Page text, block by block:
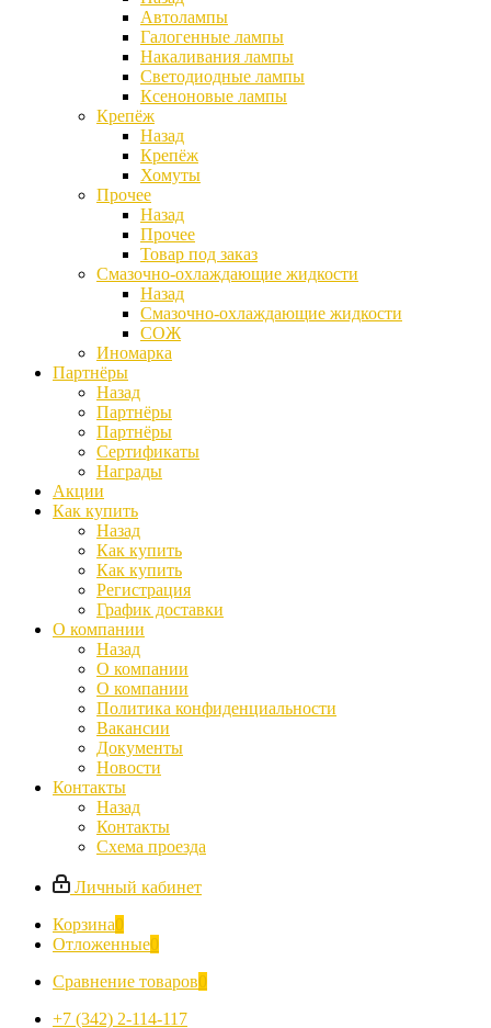
Автолампы
Галогенные лампы
Накаливания лампы
Светодиодные лампы
Ксеноновые лампы
Крепёж
Назад
Крепёж
Хомуты
Прочее
Назад
Прочее
Товар под заказ
Смазочно-охлаждающие жидкости
Назад
Смазочно-охлаждающие жидкости
СОЖ
Иномарка
Партнёры
Назад
Партнёры
Партнёры
Сертификаты
Награды
Акции
Как купить
Назад
Как купить
Как купить
Регистрация
График доставки
О компании
Назад
О компании
О компании
Политика конфиденциальности
Вакансии
Документы
Новости
Контакты
Назад
Контакты
Схема проезда
Личный кабинет
Корзина0
Отложенные0
Сравнение товаров0
+7 (342) 2-114-117